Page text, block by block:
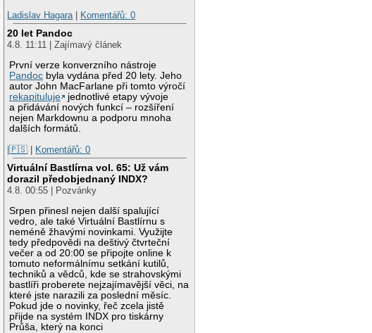
Ladislav Hagara | Komentářů: 0
20 let Pandoc
4.8. 11:11 | Zajímavý článek
První verze konverzního nástroje
Pandoc byla vydána před 20 lety. Jeho
autor John MacFarlane při tomto výročí
rekapituluje
jednotlivé etapy vývoje
a přidávání nových funkcí – rozšíření
nejen Markdownu a podporu mnoha
dalších formátů.
|🇵🇸 | Komentářů: 0
Virtuální Bastlírna vol. 65: Už vám
dorazil předobjednaný INDX?
4.8. 00:55 | Pozvánky
Srpen přinesl nejen další spalující
vedro, ale také Virtuální Bastlírnu s
neméně žhavými novinkami. Využijte
tedy předpovědi na deštivý čtvrteční
večer a od 20:00 se připojte online k
tomuto neformálnímu setkání kutilů,
techniků a vědců, kde se strahovskými
bastlíři proberete nejzajímavější věci, na
které jste narazili za poslední měsíc.
Pokud jde o novinky, řeč zcela jistě
přijde na systém INDX pro tiskárny
Průša, který na konci